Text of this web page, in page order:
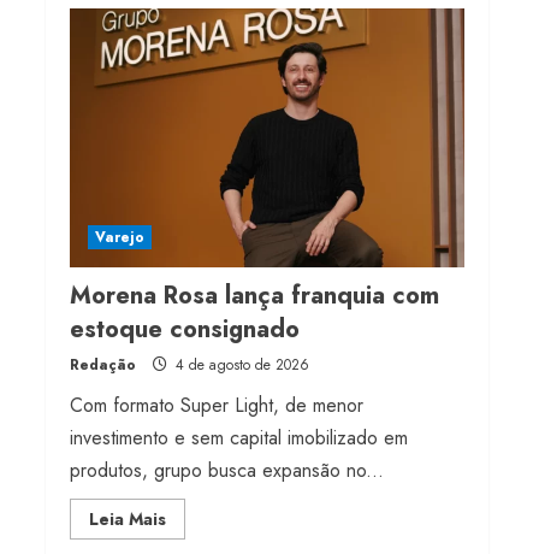
milhões de receita em
2026
4 de agosto de 2026
Projeto testa passaporte
digital na moda nacional
4 de agosto de 2026
Varejo
Morena Rosa lança franquia com
estoque consignado
Redação 4 de agosto de 2026
Com formato Super Light, de menor
investimento e sem capital imobilizado em
produtos, grupo busca expansão no...
Leia MaisRead
more